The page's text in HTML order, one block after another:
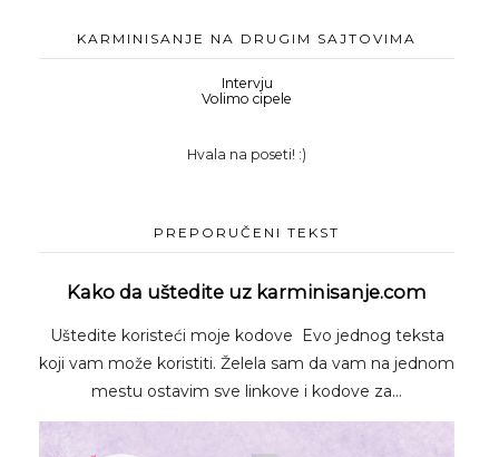
KARMINISANJE NA DRUGIM SAJTOVIMA
Intervju
Volimo cipele
Hvala na poseti! :)
PREPORUČENI TEKST
Kako da uštedite uz karminisanje.com
Uštedite koristeći moje kodove Evo jednog teksta
koji vam može koristiti. Želela sam da vam na jednom
mestu ostavim sve linkove i kodove za...